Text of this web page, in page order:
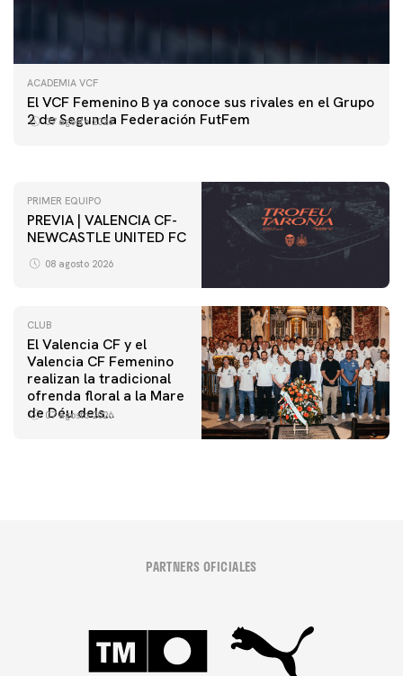
ACADEMIA VCF
El VCF Femenino B ya conoce sus rivales en el Grupo
2 de Segunda Federación FutFem
07 agosto 2026
PRIMER EQUIPO
ENTRENAMIENTO DEL VALENCIA CF 7/8/2026
PRIMER EQUIPO
PREVIA | VALENCIA CF-
NEWCASTLE UNITED FC
08 agosto 2026
CLUB
El Valencia CF y el
Valencia CF Femenino
realizan la tradicional
ofrenda floral a la Mare
de Déu dels
07 agosto 2026
PARTNERS OFICIALES